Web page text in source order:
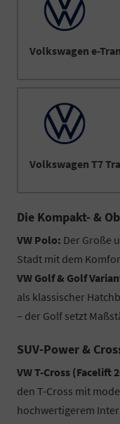
Volkswagen e-
Volkswagen T7
Die Kompakt- &
VW Polo: Der Große
Stadt mit dem
VW Golf & Golf
als klassischer
– der Golf setzt
SUV-Power &
VW T-Cross (Facelift
den T-Cross mit
hochwertigerem